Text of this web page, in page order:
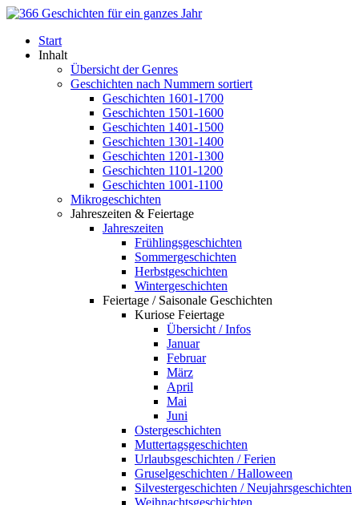
Start
Inhalt
Übersicht der Genres
Geschichten nach Nummern sortiert
Geschichten 1601-1700
Geschichten 1501-1600
Geschichten 1401-1500
Geschichten 1301-1400
Geschichten 1201-1300
Geschichten 1101-1200
Geschichten 1001-1100
Mikrogeschichten
Jahreszeiten & Feiertage
Jahreszeiten
Frühlingsgeschichten
Sommergeschichten
Herbstgeschichten
Wintergeschichten
Feiertage / Saisonale Geschichten
Kuriose Feiertage
Übersicht / Infos
Januar
Februar
März
April
Mai
Juni
Ostergeschichten
Muttertagsgeschichten
Urlaubsgeschichten / Ferien
Gruselgeschichten / Halloween
Silvestergeschichten / Neujahrsgeschichten
Weihnachtsgeschichten